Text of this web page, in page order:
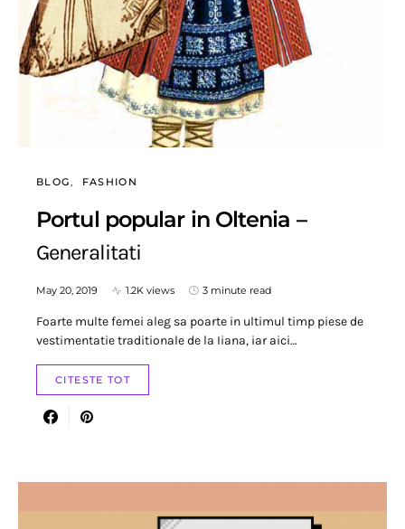
BLOG FASHION
Portul popular in Oltenia –
Generalitati
May 20, 2019 1.2K views 3 minute read
Foarte multe femei aleg sa poarte in ultimul timp piese de
vestimentatie traditionale de la Iiana, iar aici…
CITESTE TOT